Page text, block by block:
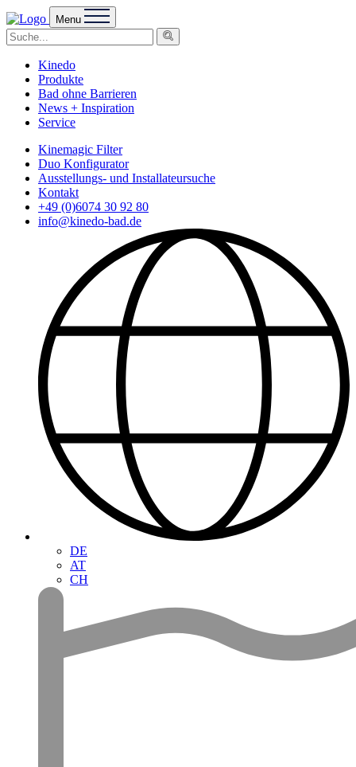
Menu
Kinedo
Produkte
Bad ohne Barrieren
News + Inspiration
Service
Kinemagic Filter
Duo Konfigurator
Ausstellungs- und Installateursuche
Kontakt
+49 (0)6074 30 92 80
info@kinedo-bad.de
DE
AT
CH